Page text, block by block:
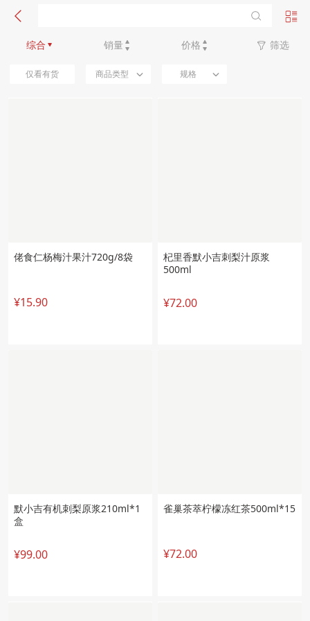
综合 销量 价格 筛选
新品优先
仅看有货 商品类型 规格
佬食仁杨梅汁果汁720g/8袋
¥15.90
杞里香默小吉刺梨汁原浆
500ml
¥72.00
默小吉有机刺梨原浆210ml*1
盒
¥99.00
雀巢茶萃柠檬冻红茶500ml*15
¥72.00